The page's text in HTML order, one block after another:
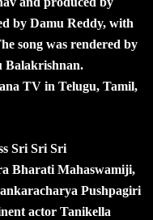
by Damu Reddy, with
song was rendered by
Balakrishnan.
TV in Telugu, Tamil,
Sri Sri Sri
Bharati Mahaswamiji,
Pushpagiri
actor Tanikella